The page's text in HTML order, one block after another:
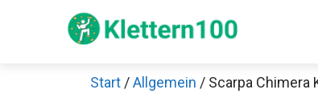
Start /Allgemein / Scarpa Chimera